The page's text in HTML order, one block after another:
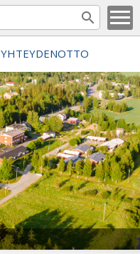
YHTEYDENOTTO